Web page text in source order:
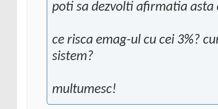
poti sa dezvolti afirmatia asta
ce risca emag-ul cu cei 3%?
sistem?
multumesc!